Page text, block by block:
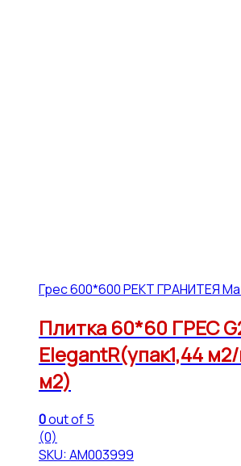
Грес 600*600 РЕКТ ГРАНИТЕЯ
Плитка 60*60 ГРЕС
ElegantR(упак1,44
м2)
0out of 5
(0)
SKU: АМ003999